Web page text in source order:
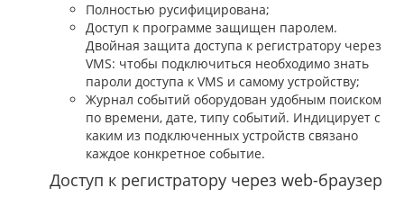
Полностью русифицирована;
Доступ к программе защищен паролем.
Двойная защита доступа к регистратору через
VMS: чтобы подключиться необходимо знать
пароли доступа к VMS и самому устройству;
Журнал событий оборудован удобным поиском
по времени, дате, типу событий. Индицирует с
каким из подключенных устройств связано
каждое конкретное событие.
Доступ к регистратору через web-браузер